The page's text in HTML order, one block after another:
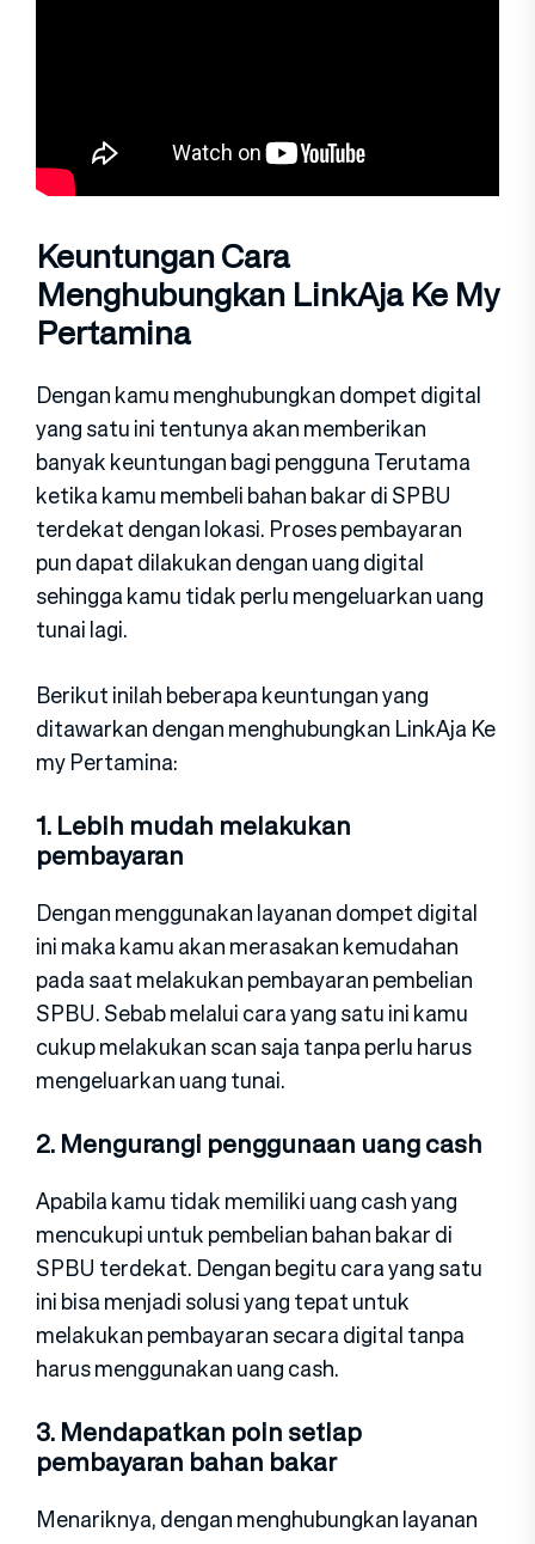
Keuntungan Cara
Menghubungkan LinkAja Ke My
Pertamina
Dengan kamu menghubungkan dompet digital
yang satu ini tentunya akan memberikan
banyak keuntungan bagi pengguna Terutama
ketika kamu membeli bahan bakar di SPBU
terdekat dengan lokasi. Proses pembayaran
pun dapat dilakukan dengan uang digital
sehingga kamu tidak perlu mengeluarkan uang
tunai lagi.
Berikut inilah beberapa keuntungan yang
ditawarkan dengan menghubungkan LinkAja Ke
my Pertamina:
1. Lebih mudah melakukan
pembayaran
Dengan menggunakan layanan dompet digital
ini maka kamu akan merasakan kemudahan
pada saat melakukan pembayaran pembelian
SPBU. Sebab melalui cara yang satu ini kamu
cukup melakukan scan saja tanpa perlu harus
mengeluarkan uang tunai.
2. Mengurangi penggunaan uang cash
Apabila kamu tidak memiliki uang cash yang
mencukupi untuk pembelian bahan bakar di
SPBU terdekat. Dengan begitu cara yang satu
ini bisa menjadi solusi yang tepat untuk
melakukan pembayaran secara digital tanpa
harus menggunakan uang cash.
3. Mendapatkan poin setiap
pembayaran bahan bakar
Menariknya, dengan menghubungkan layanan